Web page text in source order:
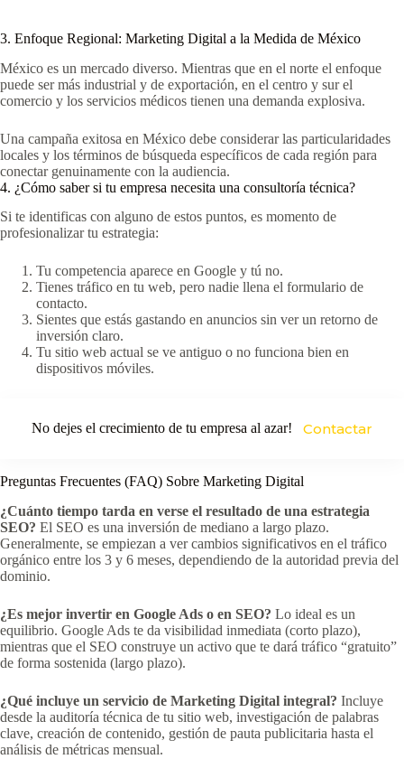
3. Enfoque Regional: Marketing Digital a la Medida de México
México es un mercado diverso. Mientras que en el norte el enfoque
puede ser más industrial y de exportación, en el centro y sur el
comercio y los servicios médicos tienen una demanda explosiva.
Una campaña exitosa en México debe considerar las particularidades
locales y los términos de búsqueda específicos de cada región para
conectar genuinamente con la audiencia.
4. ¿Cómo saber si tu empresa necesita una consultoría técnica?
Si te identificas con alguno de estos puntos, es momento de
profesionalizar tu estrategia:
Tu competencia aparece en Google y tú no.
Tienes tráfico en tu web, pero nadie llena el formulario de
contacto.
Sientes que estás gastando en anuncios sin ver un retorno de
inversión claro.
Tu sitio web actual se ve antiguo o no funciona bien en
dispositivos móviles.
No dejes el crecimiento de tu empresa al azar! Contactar
Preguntas Frecuentes (FAQ) Sobre Marketing Digital
¿Cuánto tiempo tarda en verse el resultado de una estrategia
SEO? El SEO es una inversión de mediano a largo plazo.
Generalmente, se empiezan a ver cambios significativos en el tráfico
orgánico entre los 3 y 6 meses, dependiendo de la autoridad previa del
dominio.
¿Es mejor invertir en Google Ads o en SEO? Lo ideal es un
equilibrio. Google Ads te da visibilidad inmediata (corto plazo),
mientras que el SEO construye un activo que te dará tráfico “gratuito”
de forma sostenida (largo plazo).
¿Qué incluye un servicio de Marketing Digital integral? Incluye
desde la auditoría técnica de tu sitio web, investigación de palabras
clave, creación de contenido, gestión de pauta publicitaria hasta el
análisis de métricas mensual.